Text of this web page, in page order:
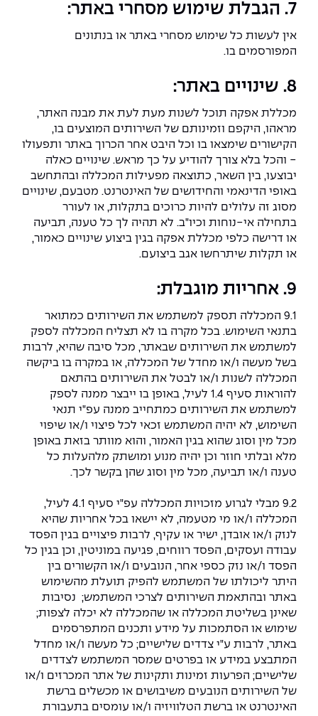
7. הגבלת שימוש מסחרי באתר:
אין לעשות כל שימוש מסחרי באתר או בנתונים
המפורסמים בו.
8. שינויים באתר:
מכללת אפקה תוכל לשנות מעת לעת את מבנה האתר,
מראהו, היקפם וזמינותם של השירותים המוצעים בו,
הקישורים שימצאו בו וכל היבט אחר הכרוך באתר ותפעולו
- והכל בלא צורך להודיע על כך מראש. שינויים כאלה
יבוצעו, בין השאר, כתוצאה מפעילות המכללה ובהתחשב
באופי הדינאמי והחידושים של האינטרנט. מטבעם, שינויים
מסוג זה עלולים להיות כרוכים בתקלות, או לעורר
בתחילה אי-נוחות וכיו"ב. לא תהיה לך כל טענה, תביעה
או דרישה כלפי מכללת אפקה בגין ביצוע שינויים כאמור,
או תקלות שיתרחשו אגב ביצועם.
9. אחריות מוגבלת:
9.1 המכללה תספק למשתמש את השירותים כמתואר
בתנאי השימוש. בכל מקרה בו לא תצליח המכללה לספק
למשתמש את השירותים שבאתר, מכל סיבה שהיא, לרבות
בשל מעשה ו/או מחדל של המכללה, או במקרה בו ביקשה
המכללה לשנות ו/או לבטל את השירותים בהתאם
להוראות סעיף 1.4 לעיל, באופן בו ייבצר ממנה לספק
למשתמש את השירותים כמתחייב ממנה עפ"י תנאי
השימוש, לא יהיה המשתמש זכאי לכל פיצוי ו/או שיפוי
מכל מין וסוג שהוא בגין האמור, והוא מוותר בזאת באופן
מלא ובלתי חוזר וכן יהיה מנוע ומושתק מלהעלות כל
טענה ו/או תביעה, מכל מין וסוג שהן בקשר לכך.
9.2 מבלי לגרוע מזכויות המכללה עפ"י סעיף 4.1 לעיל,
המכללה ו/או מי מטעמה, לא יישאו בכל אחריות שהיא
לנזק ו/או אובדן, ישיר או עקיף, לרבות פיצויים בגין הפסד
עבודה ועסקים, הפסד רווחים, פגיעה במוניטין, וכן בגין כל
הפסד ו/או נזק כספי אחר, הנובעים ו/או הקשורים בין
היתר ליכולתו של המשתמש להפיק תועלת מהשימוש
באתר ובהתאמת השירותים לצרכי המשתמש; נסיבות
שאינן בשליטת המכללה או שהמכללה לא יכלה לצפות;
שימוש או הסתמכות על מידע ותכנים המתפרסמים
באתר, לרבות ע"י צדדים שלישיים; כל מעשה ו/או מחדל
המתבצע במידע או בפרטים שמסר המשתמש לצדדים
שלישיים; הפרעות זמינות ותקינות של אתר המכרזים ו/או
של השירותים הנובעים משיבושים או מכשלים ברשת
האינטרנט או ברשת הטלוויזיה ו/או עומסים בתעבורת